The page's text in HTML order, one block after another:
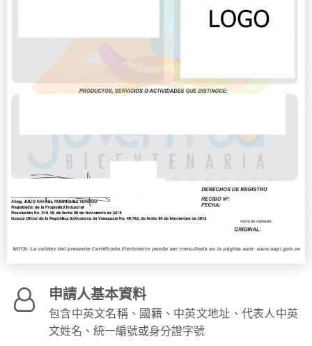
申請人基本資料
包含中英文名稱、國籍、中英文地址、代表人中英
文姓名、統一編號或身分證字號